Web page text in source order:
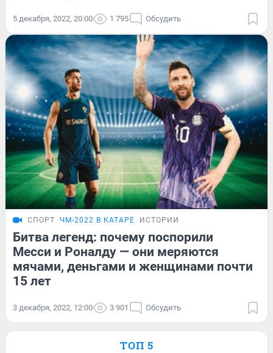
5 декабря, 2022, 20:00 1 795 Обсудить
СПОРТ ЧМ-2022 В КАТАРЕ ИСТОРИИ
Битва легенд: почему поспорили
Месси и Роналду — они меряются
мячами, деньгами и женщинами почти
15 лет
3 декабря, 2022, 12:00 3 901 Обсудить
ТОП 5